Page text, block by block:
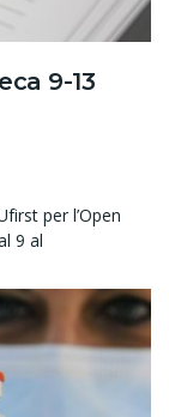
9-13
per l’Open
9 al